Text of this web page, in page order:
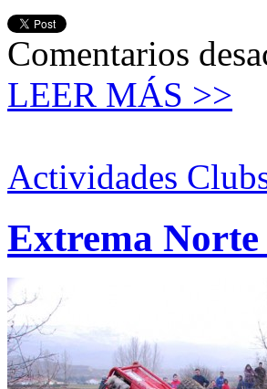
Comentarios
LEER MÁS >>
Actividades
Extrema Norte